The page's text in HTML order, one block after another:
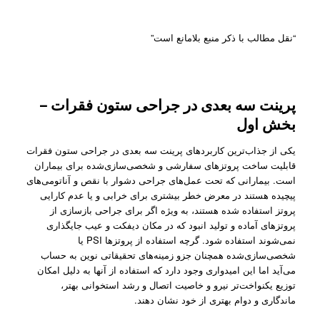
“نقل مطالب با ذکر منبع بلامانع است”
پرینت سه بعدی در جراحی ستون فقرات –
بخش اول
یکی از جذاب‌ترین کاربردهای پرینت سه بعدی در جراحی ستون فقرات
قابلیت ساخت پروتز‌های سفارشی و شخصی‌سازی‌شده برای بیماران
است. بیمارانی که تحت عمل‌های جراحی دشوار با نقص و آناتومی‌های
پیچیده هستند در معرض خطر بیشتری برای خرابی و یا عدم کارایی
پروتز استفاده شده هستند، به ویژه اگر برای جراحی بازسازی از
پروتز‌های آماده و تولید انبود که در مکان دیفکت و عیب جایگذاری
نمی‌شوند استفاده شود. گرچه استفاده از پروتز‌‌ها PSI یا
شخصی‌سازی‌‌شده همچنان جزو زمینه‌های تحقیقاتی نوین به حساب
می‌آید اما این امیدواری وجود دارد که استفاده از آنها به دلیل امکان
توزیع یکنواخت‌تر نیرو و خاصیت اتصال و رشد استخوانی بهتر،
ماندگاری و دوام بهتری از خود نشان دهند.